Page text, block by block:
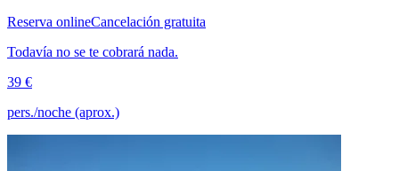
Reserva onlineCancelación gratuita
Todavía no se te cobrará nada.
39 €
pers./noche (aprox.)